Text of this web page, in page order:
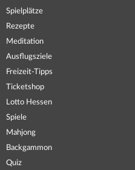
Spielplätze
Rezepte
Meditation
Ausflugsziele
Freizeit-Tipps
Ticketshop
Lotto Hessen
Spiele
Mahjong
Backgammon
Quiz